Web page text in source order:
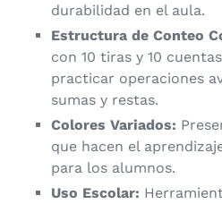
durabilidad en el aula.
Estructura de Conteo
con 10 tiras y 10
practicar operaciones
sumas y restas.
Colores Variados:
que hacen el
para los alumnos.
Uso Escolar: